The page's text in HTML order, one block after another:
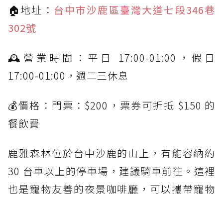
🏠地址： 台中市沙鹿區臺灣大道七段346巷
302號
🕰營業時間：平日 17:00-01:00，假日
17:00-01:00，週二三休息
💰價格：門票：$200，票券可折抵 $150 的
餐飲費
鹿雅森林位於台中沙鹿的山上，有能容納約
30 台車以上的停車場，建議騎車前往。這裡
也是寵物友善的夜景咖啡廳，可以攜帶寵物